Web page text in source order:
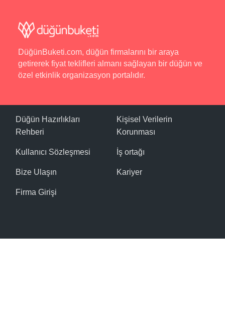
DüğünBuketi.com, düğün firmalarını bir araya
getirerek fiyat teklifleri almanı sağlayan bir düğün ve
özel etkinlik organizasyon portalıdır.
Düğün Hazırlıkları
Rehberi
Kullanıcı Sözleşmesi
Bize Ulaşın
Firma Girişi
Kişisel Verilerin
Korunması
İş ortağı
Kariyer